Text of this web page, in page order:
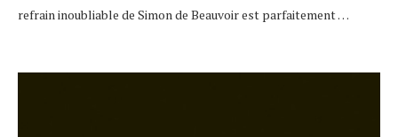
refrain inoubliable de Simon de Beauvoir est parfaitement …